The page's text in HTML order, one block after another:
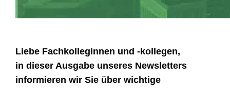
Liebe Fachkolleginnen und -kollegen,
in dieser Ausgabe unseres Newsletters
informieren wir Sie über wichtige